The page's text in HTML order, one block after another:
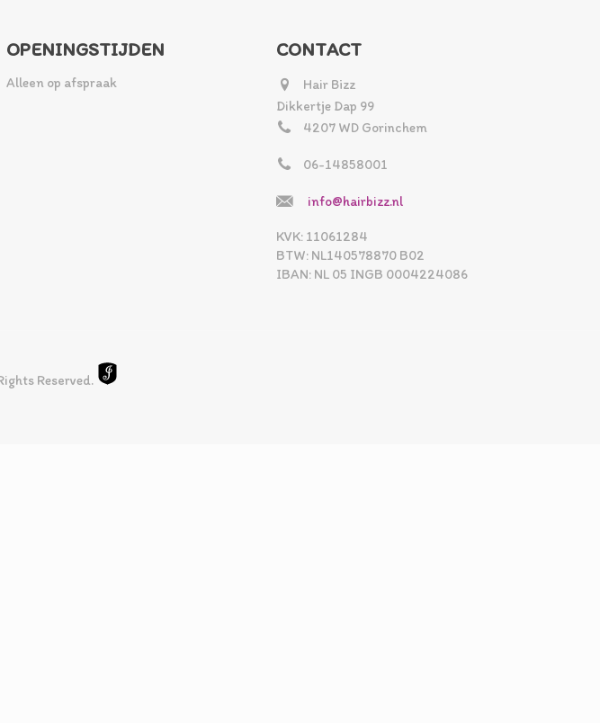
OPENINGSTIJDEN
Alleen op afspraak
CONTACT
Hair Bizz
Dikkertje Dap 99
4207 WD Gorinchem
06-14858001
info@hairbizz.nl
KVK: 11061284
BTW: NL140578870 B02
IBAN: NL 05 INGB 0004224086
Reserved.